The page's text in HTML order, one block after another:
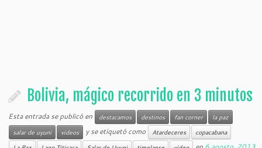
Bolivia, mágico recorrido en 3 minutos
Esta entrada se publicó en destacamos destinos fan corner
la paz
salar de uyuni
videos y se etiquetó como Atardeceres
copacabana